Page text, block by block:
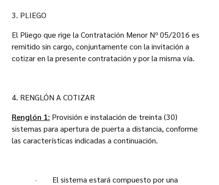
3. PLIEGO
El Pliego que rige la Contratación Menor Nº 05/2016 es
remitido sin cargo, conjuntamente con la invitación a
cotizar en la presente contratación y por la misma vía.
4. RENGLÓN A COTIZAR
Renglón 1: Provisión e instalación de treinta (30)
sistemas para apertura de puerta a distancia, conforme
las características indicadas a continuación.
· El sistema estará compuesto por una